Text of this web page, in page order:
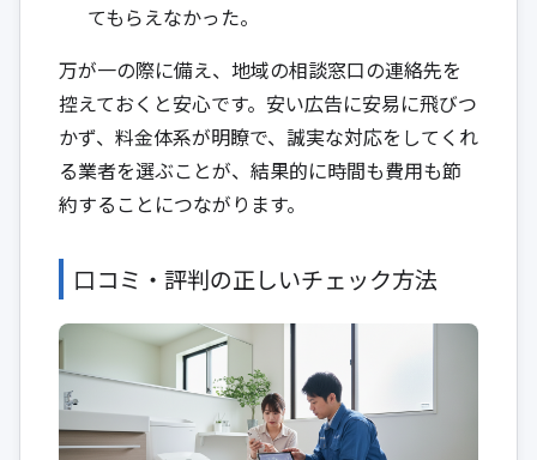
てもらえなかった。
万が一の際に備え、地域の相談窓口の連絡先を
控えておくと安心です。安い広告に安易に飛びつ
かず、料金体系が明瞭で、誠実な対応をしてくれ
る業者を選ぶことが、結果的に時間も費用も節
約することにつながります。
口コミ・評判の正しいチェック方法